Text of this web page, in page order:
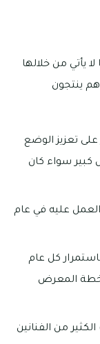
يأتي من خلالها
هم ينتجون
تعزيز الوضع
كبير سواء كان
عليه في عام
كل عام
خطة المعرض
من الفنانين